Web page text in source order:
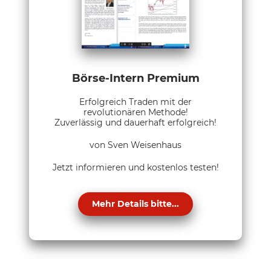
Börse-Intern Premium
Erfolgreich Traden mit der
revolutionären Methode!
Zuverlässig und dauerhaft erfolgreich!
von Sven Weisenhaus
Jetzt informieren und kostenlos testen!
Mehr Details bitte...